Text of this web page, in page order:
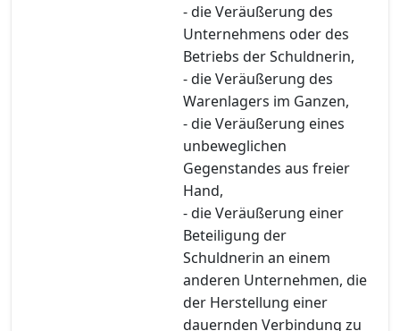
- die Veräußerung des
Unternehmens oder des
Betriebs der Schuldnerin,
- die Veräußerung des
Warenlagers im Ganzen,
- die Veräußerung eines
unbeweglichen
Gegenstandes aus freier
Hand,
- die Veräußerung einer
Beteiligung der
Schuldnerin an einem
anderen Unternehmen, die
der Herstellung einer
dauernden Verbindung zu